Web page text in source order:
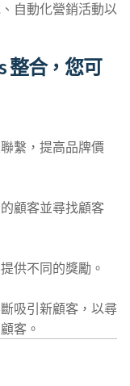
自動化營銷活動以
整合，您可
繫，提高品牌價
顧客並尋找顧客
供不同的獎勵。
吸引新顧客，以尋
客。